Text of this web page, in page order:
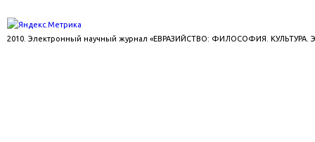
2010. Электронный научный журнал «ЕВРАЗИЙСТВО: ФИЛОСОФИЯ. КУЛЬТУРА.